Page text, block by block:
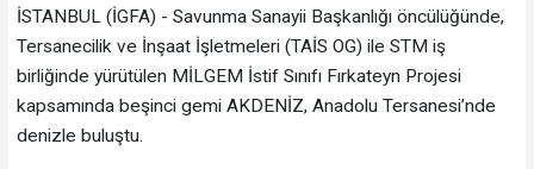
İSTANBUL (İGFA) - Savunma Sanayii Başkanlığı öncülüğünde,
Tersanecilik ve İnşaat İşletmeleri (TAİS OG) ile STM iş
birliğinde yürütülen MİLGEM İstif Sınıfı Fırkateyn Projesi
kapsamında beşinci gemi AKDENİZ, Anadolu Tersanesi’nde
denizle buluştu.